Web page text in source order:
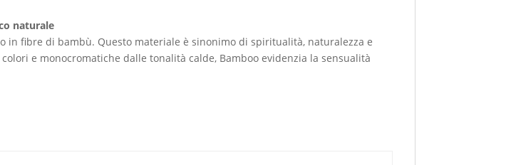
naturale
in fibre di bambù. Questo materiale è sinonimo di spiritualità, naturalezza e
e monocromatiche dalle tonalità calde, Bamboo evidenzia la sensualità